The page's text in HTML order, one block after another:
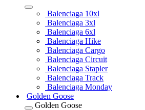
Balenciaga 10xl
Balenciaga 3xl
Balenciaga 6xl
Balenciaga Hike
Balenciaga Cargo
Balenciaga Circuit
Balenciaga Stapler
Balenciaga Track
Balenciaga Monday
Golden Goose
Golden Goose